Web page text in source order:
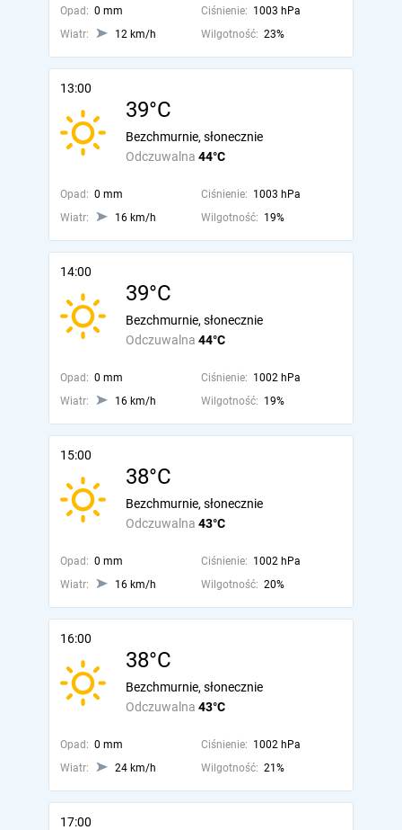
Opad: 0 mm Ciśnienie: 1003 hPa
Wiatr:
12 km/h Wilgotność: 23%
13:00
39°C
Odczuwalna 44°C
Bezchmurnie, słonecznie
Opad: 0 mm Ciśnienie: 1003 hPa
Wiatr:
16 km/h Wilgotność: 19%
14:00
39°C
Odczuwalna 44°C
Bezchmurnie, słonecznie
Opad: 0 mm Ciśnienie: 1002 hPa
Wiatr:
16 km/h Wilgotność: 19%
15:00
38°C
Odczuwalna 43°C
Bezchmurnie, słonecznie
Opad: 0 mm Ciśnienie: 1002 hPa
Wiatr:
16 km/h Wilgotność: 20%
16:00
38°C
Odczuwalna 43°C
Bezchmurnie, słonecznie
Opad: 0 mm Ciśnienie: 1002 hPa
Wiatr:
24 km/h Wilgotność: 21%
17:00